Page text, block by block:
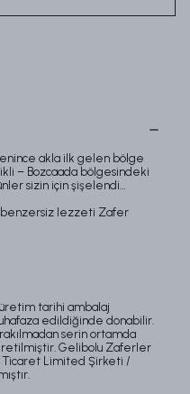
akla ilk gelen bölge
– Bozcaada bölgesindeki
sizin için şişelendi…
benzersiz lezzeti Zafer
tarihi ambalaj
edildiğinde donabilir.
serin ortamda
Gelibolu Zaferler
Ticaret Limited Şirketi /